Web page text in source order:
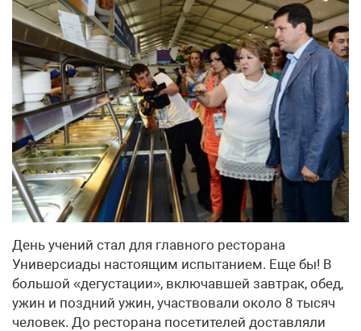
День учений стал для главного ресторана
Универсиады настоящим испытанием. Еще бы! В
большой «дегустации», включавшей завтрак, обед,
ужин и поздний ужин, участвовали около 8 тысяч
человек. До ресторана посетителей доставляли